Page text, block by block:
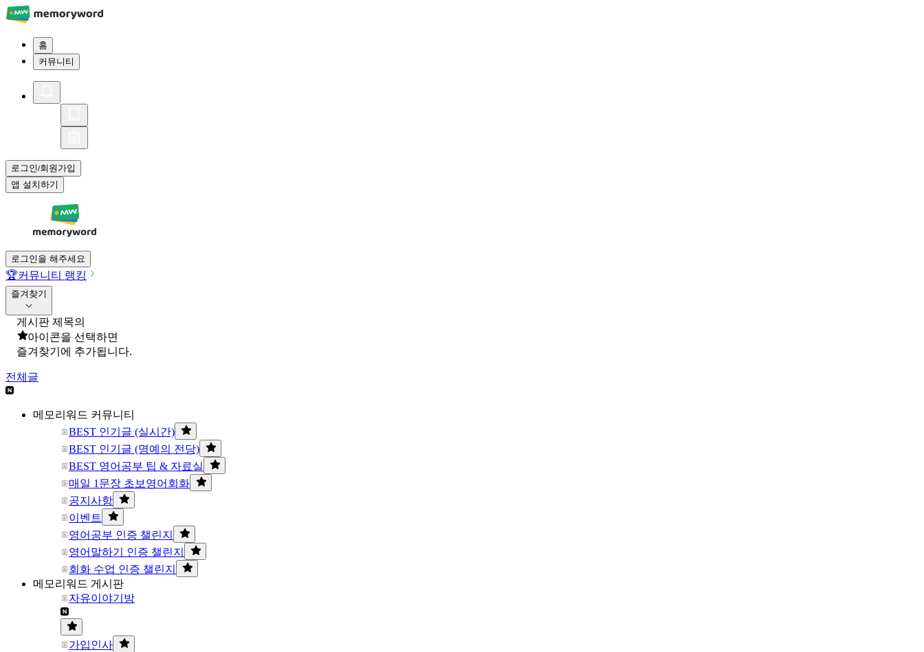
홈
커뮤니티
로그인/회원가입
앱 설치하기
로그인을 해주세요
🏆커뮤니티 랭킹
즐겨찾기
게시판 제목의
아이콘을 선택하면
즐겨찾기에 추가됩니다.
전체글
메모리워드 커뮤니티
BEST 인기글 (실시간)
BEST 인기글 (명예의 전당)
BEST 영어공부 팁 & 자료실
매일 1문장 초보영어회화
공지사항
이벤트
영어공부 인증 챌린지
영어말하기 인증 챌린지
회화 수업 인증 챌린지
메모리워드 게시판
자유이야기방
가입인사